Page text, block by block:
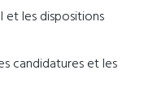
et les dispositions
candidatures et les